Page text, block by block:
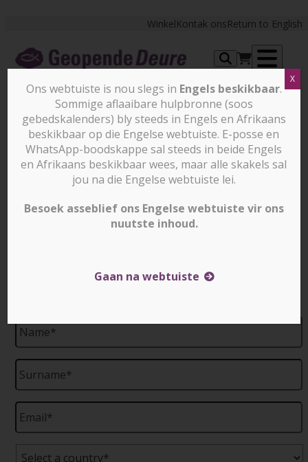
WinkelKontak onsReturn to English
BE INFORMED. PRAY.
SUPPORT.
prayer partnertoday and see how you
Name *
Surname
Email
Country
Ons webtuiste is nou slegs in Engels beskikbaar.
Sommige aflaaibare hulpbronne (soos
gebedskalenders) bly steeds in Engels en Afrikaans
beskikbaar op die Engelse webtuiste. E-posse en
WhatsApp-boodskappe sal steeds in beide Engels
en Afrikaans beskikbaar wees, maar alle skakels sal
jou na die Engelse webtuiste lei.
Besoek asseblief ons Engelse webtuiste vir ons
nuutste inhoud.
Gaan na webtuiste
X